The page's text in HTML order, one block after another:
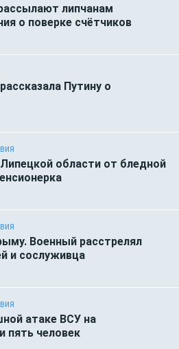
липчанам
о поверке счётчиков
Путину о
области от бледной
Военный расстрелял
и сослуживца
атаке ВСУ на
пять человек